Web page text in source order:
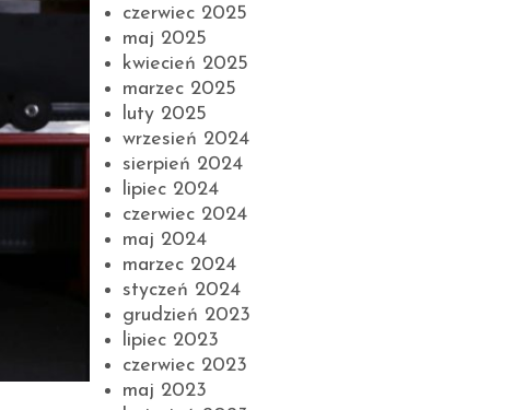
czerwiec 2025
maj 2025
kwiecień 2025
marzec 2025
luty 2025
wrzesień 2024
sierpień 2024
lipiec 2024
czerwiec 2024
maj 2024
marzec 2024
styczeń 2024
grudzień 2023
lipiec 2023
czerwiec 2023
maj 2023